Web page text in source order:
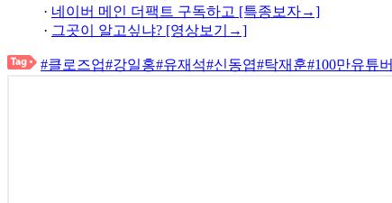
· 네이버 메인 더팩트 구독하고 [특종보자→]
· 그곳이 알고싶냐? [영상보기→]
#클로즈업#강일홍#유재석#신동엽#탁재훈#100만유튜버